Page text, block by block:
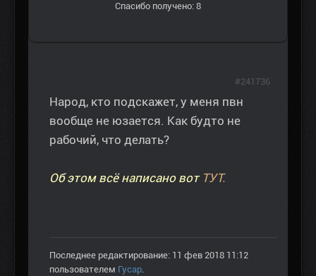
Спасибо получено: 8
Народ, кто подскажет, у меня пвн
вообще не юзается. Как будто не
рабочий, что делать?
Об этом всё написано вот ТУТ.
Последнее редактирование: 11 фев 2018 11:12
пользователем Гусар.
#241736